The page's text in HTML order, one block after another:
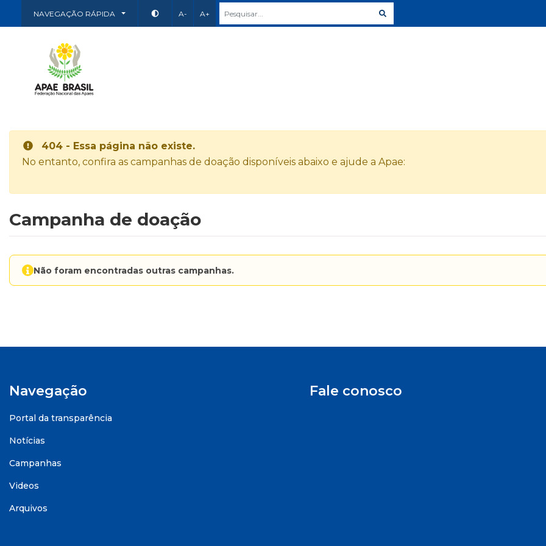
NAVEGAÇÃO RÁPIDA A- A+
404 - Essa página não existe.
No entanto, confira as campanhas de doação disponíveis abaixo e ajude a Apae:
Campanha de doação
Não foram encontradas outras campanhas.
Navegação
Portal da transparência
Notícias
Campanhas
Videos
Arquivos
Fale conosco